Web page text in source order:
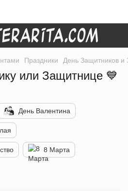
Праздники День Защитников
или Защитнице 💙
День Валентина
8 Марта